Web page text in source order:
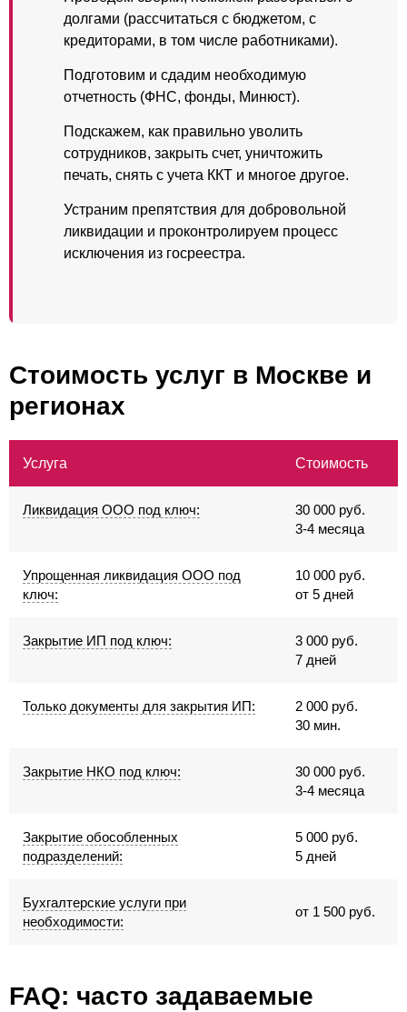
долгами (рассчитаться с бюджетом, с
кредиторами, в том числе работниками).
Подготовим и сдадим необходимую
отчетность (ФНС, фонды, Минюст).
Подскажем, как правильно уволить
сотрудников, закрыть счет, уничтожить
печать, снять с учета ККТ и многое другое.
Устраним препятствия для добровольной
ликвидации и проконтролируем процесс
исключения из госреестра.
Стоимость услуг в Москве и
регионах
Услуга Стоимость
Ликвидация ООО под ключ:
30 000 руб.
3-4 месяца
Упрощенная ликвидация ООО под
ключ:
10 000 руб.
от 5 дней
Закрытие ИП под ключ:
3 000 руб.
7 дней
Только документы для закрытия ИП:
2 000 руб.
30 мин.
Закрытие НКО под ключ:
30 000 руб.
3-4 месяца
Закрытие обособленных
подразделений:
5 000 руб.
5 дней
Бухгалтерские услуги при
необходимости:
от 1 500 руб.
FAQ: часто задаваемые